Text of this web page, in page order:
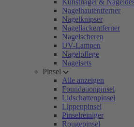
Kunstnägel &
Nagelhautentferner
Nagelknipser
Nagellackentferner
Nagelscheren
UV-Lampen
Nagelpflege
Nagelsets
Pinsel
Alle anzeigen
Foundationpinsel
Lidschattenpinsel
Lippenpinsel
Pinselreiniger
Rougepinsel